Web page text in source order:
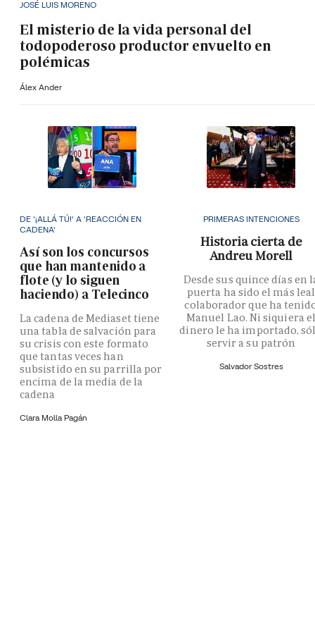
JOSÉ LUIS MORENO
El misterio de la vida personal del
todopoderoso productor envuelto en
polémicas
Álex Ander
DE '¡ALLÁ TÚ!' A 'REACCIÓN EN
CADENA'
Así son los concursos
que han mantenido a
flote (y lo siguen
haciendo) a Telecinco
La cadena de Mediaset tiene
una tabla de salvación para
su crisis con este formato
que tantas veces han
subsistido en su parrilla por
encima de la media de la
cadena
Clara Molla Pagán
PRIMERAS INTENCIONES
Historia cierta de
Andreu Morell
Desde sus quince días en
puerta ha sido el más leal
colaborador que ha
Manuel Lao. Ni siquiera
dinero le ha importado,
servir a su patrón
Salvador Sostres